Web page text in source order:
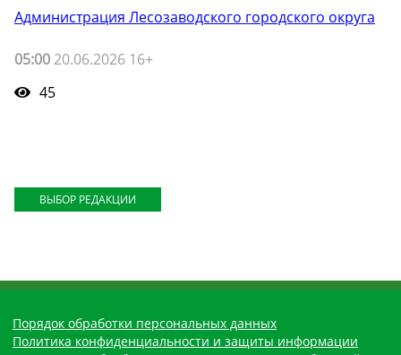
Администрация Лесозаводского городского округа
05:00 20.06.2026 16+
45
ВЫБОР РЕДАКЦИИ
Порядок обработки персональных данных
Политика конфиденциальности и защиты информации